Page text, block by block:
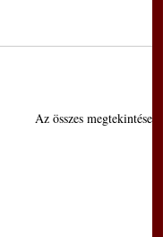
Az összes megtekintése